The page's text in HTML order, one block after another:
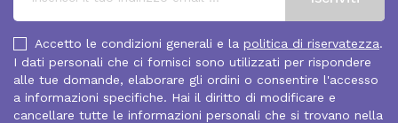
Accetto le condizioni generali e la politica di riservatezza.
I dati personali che ci fornisci sono utilizzati per rispondere
alle tue domande, elaborare gli ordini o consentire l'accesso
a informazioni specifiche. Hai il diritto di modificare e
cancellare tutte le informazioni personali che si trovano nella